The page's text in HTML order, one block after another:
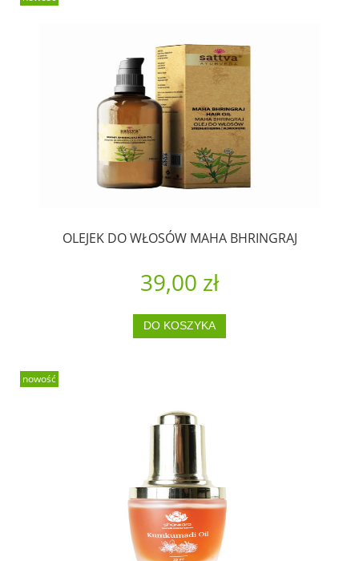
OLEJEK DO WŁOSÓW MAHA BHRINGRAJ
39,00 zł
DO KOSZYKA
nowość